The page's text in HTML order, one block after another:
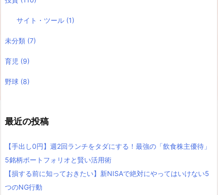
サイト・ツール (1)
未分類 (7)
育児 (9)
野球 (8)
最近の投稿
【手出し0円】週2回ランチをタダにする！最強の「飲食株主優待」
5銘柄ポートフォリオと賢い活用術
【損する前に知っておきたい】新NISAで絶対にやってはいけない5
つのNG行動